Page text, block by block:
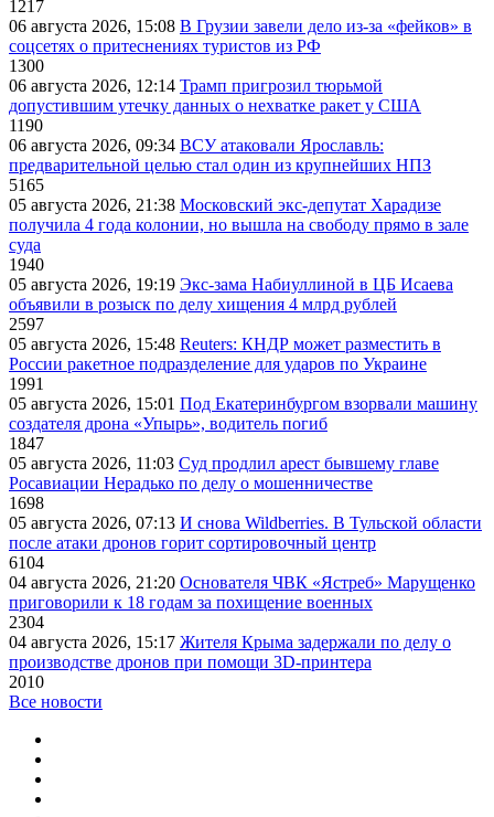
1217
06 августа 2026, 15:08 В Грузии завели дело из-за «фейков» в
соцсетях о притеснениях туристов из РФ
1300
06 августа 2026, 12:14 Трамп пригрозил тюрьмой
допустившим утечку данных о нехватке ракет у США
1190
06 августа 2026, 09:34 ВСУ атаковали Ярославль:
предварительной целью стал один из крупнейших НПЗ
5165
05 августа 2026, 21:38 Московский экс-депутат Харадизе
получила 4 года колонии, но вышла на свободу прямо в зале
суда
1940
05 августа 2026, 19:19 Экс-зама Набиуллиной в ЦБ Исаева
объявили в розыск по делу хищения 4 млрд рублей
2597
05 августа 2026, 15:48 Reuters: КНДР может разместить в
России ракетное подразделение для ударов по Украине
1991
05 августа 2026, 15:01 Под Екатеринбургом взорвали машину
создателя дрона «Упырь», водитель погиб
1847
05 августа 2026, 11:03 Суд продлил арест бывшему главе
Росавиации Нерадько по делу о мошенничестве
1698
05 августа 2026, 07:13 И снова Wildberries. В Тульской области
после атаки дронов горит сортировочный центр
6104
04 августа 2026, 21:20 Основателя ЧВК «Ястреб» Марущенко
приговорили к 18 годам за похищение военных
2304
04 августа 2026, 15:17 Жителя Крыма задержали по делу о
производстве дронов при помощи 3D‑принтера
2010
Все новости